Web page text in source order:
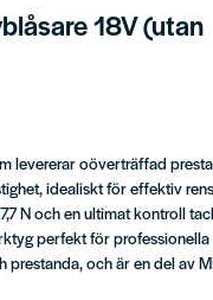
18V (utan
levererar oöverträffad
idealiskt för effektiv
N och en ultimat kontroll
perfekt för professionella
och är en del av